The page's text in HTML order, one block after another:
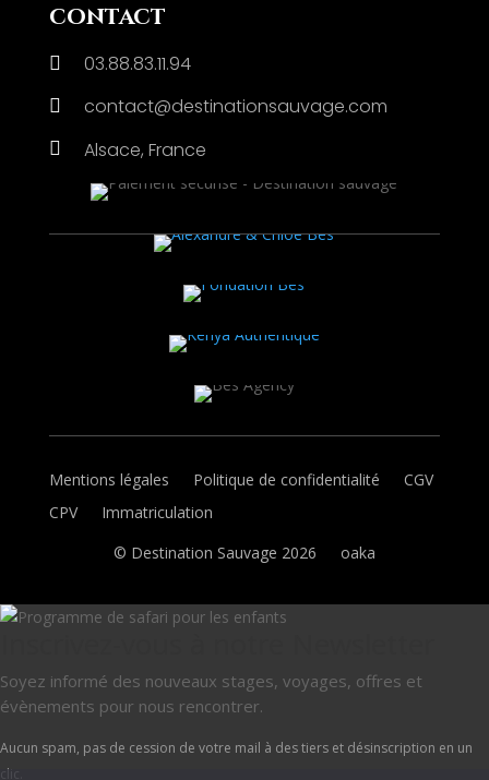
contact
 03.88.83.11.94
 contact@destinationsauvage.com
 Alsace, France
Mentions légales Politique de confidentialité
CGV
CPV
Immatriculation
© Destination Sauvage 2026
oaka
Soyez informé des nouveaux stages, voyages, offres et
évènements pour nous rencontrer.
Aucun spam, pas de cession de votre mail à des tiers et désinscription en un
clic.